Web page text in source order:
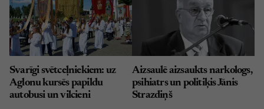
Svarīgi svētceļniekiem: uz
Aglonu kursēs papildu
autobusi un vilcieni
Aizsaulē aizsaukts narkologs,
psihiatrs un politiķis Jānis
Strazdiņš